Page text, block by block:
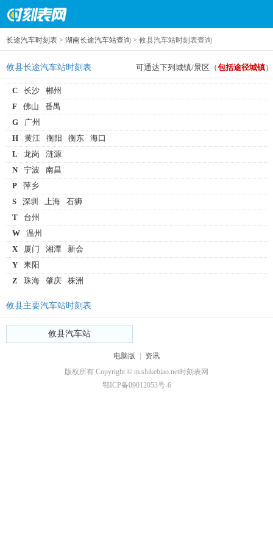
长途汽车时刻表 > 湖南长途汽车站查询 > 攸县汽车站时刻表查询
攸县长途汽车站时刻表 可通达下列城镇/景区（包括途径城镇）
C 长沙
郴州
F
佛山
番禺
G
广州
H
黄江 衡阳 衡东
海口
L
龙岗
涟源
N
宁波
南昌
P
萍乡
S
深圳 上海
石狮
T
台州
W
温州
X
厦门 湘潭
新会
Y
耒阳
Z
珠海 肇庆 株洲
攸县主要汽车站时刻表
攸县汽车站
电脑版
资讯
版权所有 Copyright © m.shikebiao.net时刻表网
鄂ICP备09012053号-6